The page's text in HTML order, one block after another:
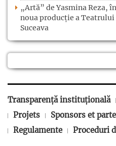
„Artă” de Yasmina Reza,
noua producție a
Suceava
Transparență instituțională
Projets
Sponsors et
Regulamente
Proceduri